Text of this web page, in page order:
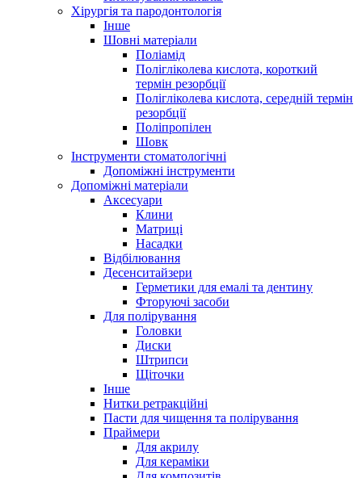
Хірургія та пародонтологія
Інше
Шовні матеріали
Поліамід
Полігліколева кислота, короткий
термін резорбції
Полігліколева кислота, середній термін
резорбції
Поліпропілен
Шовк
Інструменти стоматологічні
Допоміжні інструменти
Допоміжні матеріали
Аксесуари
Клини
Матриці
Насадки
Відбілювання
Десенситайзери
Герметики для емалі та дентину
Фторуючі засоби
Для полірування
Головки
Диски
Штрипси
Щіточки
Інше
Нитки ретракційні
Пасти для чищення та полірування
Праймери
Для акрилу
Для кераміки